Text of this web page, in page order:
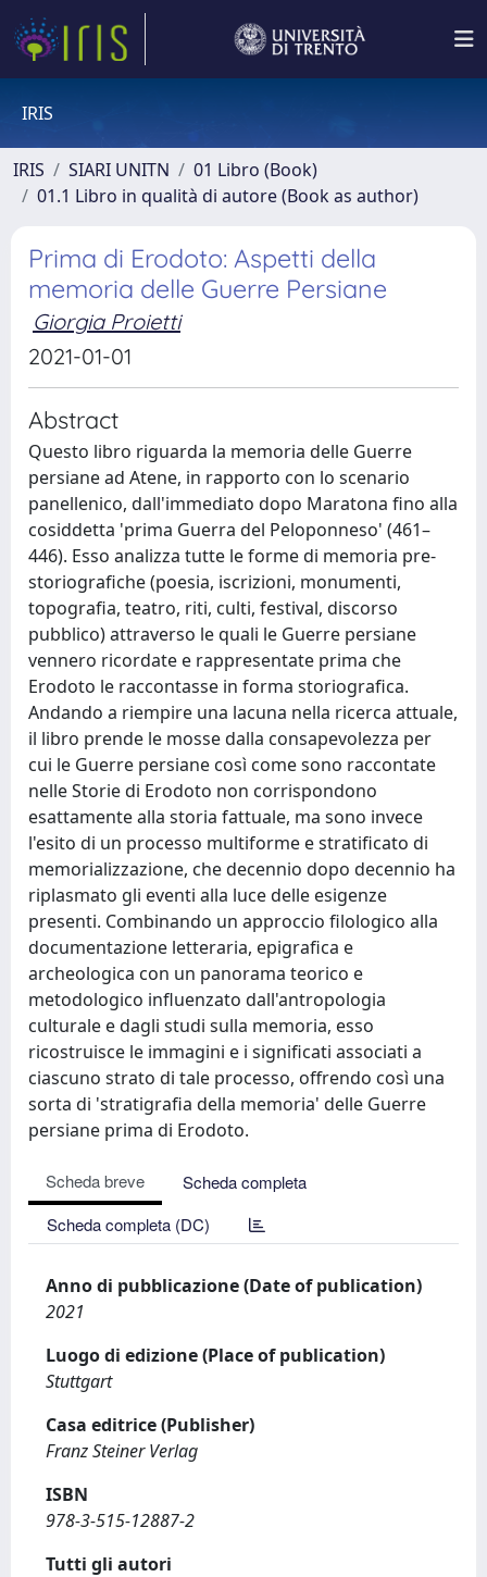
IRIS
IRIS SIARI UNITN
01 Libro (Book)
01.1 Libro in qualità di autore (Book as author)
Prima di Erodoto: Aspetti della
memoria delle Guerre Persiane
Giorgia Proietti
2021-01-01
Abstract
Questo libro riguarda la memoria delle Guerre
persiane ad Atene, in rapporto con lo scenario
panellenico, dall'immediato dopo Maratona fino alla
cosiddetta 'prima Guerra del Peloponneso' (461–
446). Esso analizza tutte le forme di memoria pre-
storiografiche (poesia, iscrizioni, monumenti,
topografia, teatro, riti, culti, festival, discorso
pubblico) attraverso le quali le Guerre persiane
vennero ricordate e rappresentate prima che
Erodoto le raccontasse in forma storiografica.
Andando a riempire una lacuna nella ricerca attuale,
il libro prende le mosse dalla consapevolezza per
cui le Guerre persiane così come sono raccontate
nelle Storie di Erodoto non corrispondono
esattamente alla storia fattuale, ma sono invece
l'esito di un processo multiforme e stratificato di
memorializzazione, che decennio dopo decennio ha
riplasmato gli eventi alla luce delle esigenze
presenti. Combinando un approccio filologico alla
documentazione letteraria, epigrafica e
archeologica con un panorama teorico e
metodologico influenzato dall'antropologia
culturale e dagli studi sulla memoria, esso
ricostruisce le immagini e i significati associati a
ciascuno strato di tale processo, offrendo così una
sorta di 'stratigrafia della memoria' delle Guerre
persiane prima di Erodoto.
Scheda breve
Scheda completa
Scheda completa (DC)
Anno di pubblicazione (Date of publication)
2021
Luogo di edizione (Place of publication)
Stuttgart
Casa editrice (Publisher)
Franz Steiner Verlag
ISBN
978-3-515-12887-2
Tutti gli autori